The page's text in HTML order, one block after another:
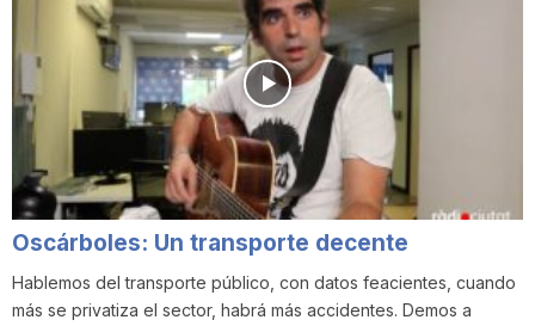
u
Oscárboles: Un transporte decente
Hablemos del transporte público, con datos feacientes, cuando
más se privatiza el sector, habrá más accidentes. Demos a